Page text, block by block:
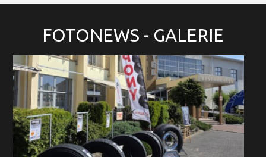
FOTONEWS - GALERIE